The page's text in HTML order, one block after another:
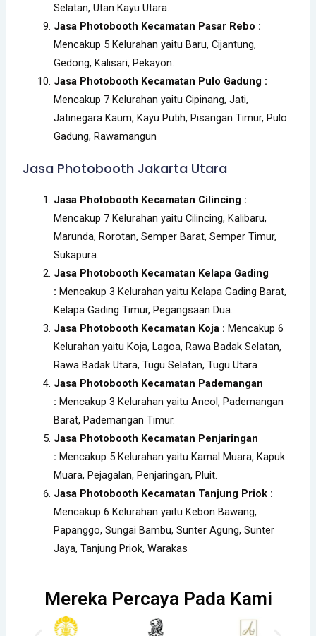
Selatan, Utan Kayu Utara.
Jasa Photobooth Kecamatan Pasar Rebo :
Mencakup 5 Kelurahan yaitu Baru, Cijantung,
Gedong, Kalisari, Pekayon.
Jasa Photobooth Kecamatan Pulo Gadung :
Mencakup 7 Kelurahan yaitu Cipinang, Jati,
Jatinegara Kaum, Kayu Putih, Pisangan Timur, Pulo
Gadung, Rawamangun
Jasa Photobooth Jakarta Utara
Jasa Photobooth Kecamatan Cilincing :
Mencakup 7 Kelurahan yaitu Cilincing, Kalibaru,
Marunda, Rorotan, Semper Barat, Semper Timur,
Sukapura.
Jasa Photobooth Kecamatan Kelapa Gading
:Mencakup 3 Kelurahan yaitu Kelapa Gading Barat,
Kelapa Gading Timur, Pegangsaan Dua.
Jasa Photobooth Kecamatan Koja : Mencakup 6
Kelurahan yaitu Koja, Lagoa, Rawa Badak Selatan,
Rawa Badak Utara, Tugu Selatan, Tugu Utara.
Jasa Photobooth Kecamatan Pademangan
: Mencakup 3 Kelurahan yaitu Ancol, Pademangan
Barat, Pademangan Timur.
Jasa Photobooth Kecamatan Penjaringan
: Mencakup 5 Kelurahan yaitu Kamal Muara, Kapuk
Muara, Pejagalan, Penjaringan, Pluit.
Jasa Photobooth Kecamatan Tanjung Priok :
Mencakup 6 Kelurahan yaitu Kebon Bawang,
Papanggo, Sungai Bambu, Sunter Agung, Sunter
Jaya, Tanjung Priok, Warakas
Mereka Percaya Pada Kami